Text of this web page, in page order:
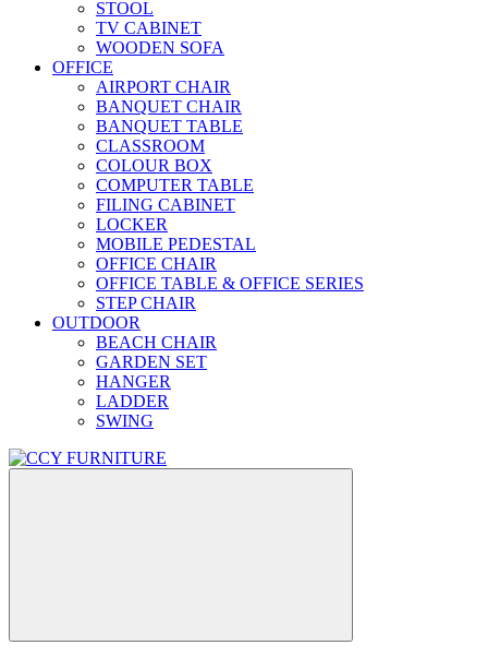
STOOL
TV CABINET
WOODEN SOFA
OFFICE
AIRPORT CHAIR
BANQUET CHAIR
BANQUET TABLE
CLASSROOM
COLOUR BOX
COMPUTER TABLE
FILING CABINET
LOCKER
MOBILE PEDESTAL
OFFICE CHAIR
OFFICE TABLE & OFFICE SERIES
STEP CHAIR
OUTDOOR
BEACH CHAIR
GARDEN SET
HANGER
LADDER
SWING